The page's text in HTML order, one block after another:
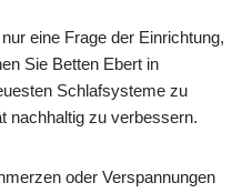
eine Frage der Einrichtung,
Sie Betten Ebert in
Schlafsysteme zu
nachhaltig zu verbessern.
oder Verspannungen